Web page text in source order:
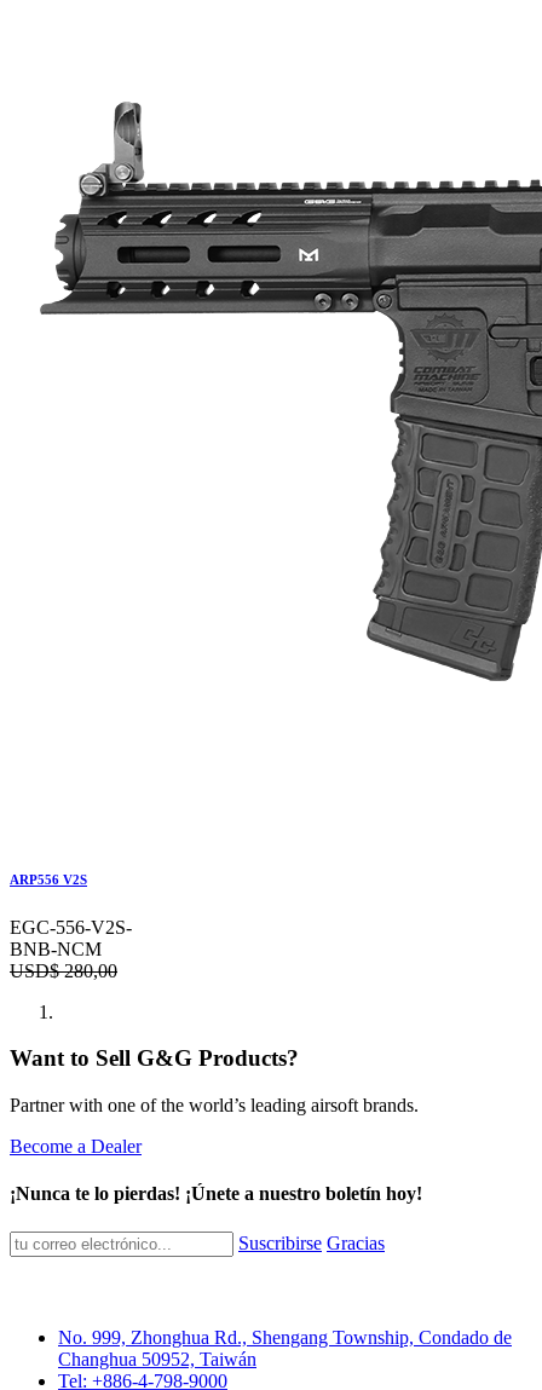
ARP556 V2S
EGC-556-V2S-
BNB-NCM
USD$280,00
Want to Sell G&G Products?
Partner with one of the world’s leading airsoft brands.
Become a Dealer
¡Nunca te lo pierdas! ¡Únete a nuestro boletín hoy!
Suscribirse Gracias
No. 999, Zhonghua Rd., Shengang Township, Condado de
Changhua 50952, Taiwán
Tel: +886-4-798-9000